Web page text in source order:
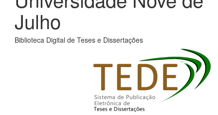
Julho
Biblioteca Digital de Teses e Dissertações